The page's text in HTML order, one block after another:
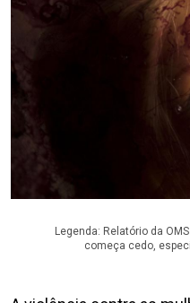
Legenda: Relatório da
começa cedo,